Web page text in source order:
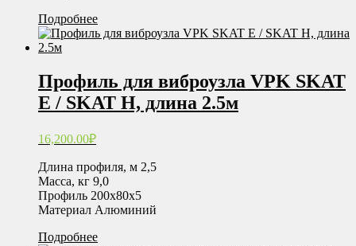
Подробнее
Профиль для виброузла VPK SKAT
E / SKAT H, длина 2.5м
16,200.00₽
Длина профиля, м 2,5
Масса, кг 9,0
Профиль 200х80х5
Материал Алюминий
Подробнее